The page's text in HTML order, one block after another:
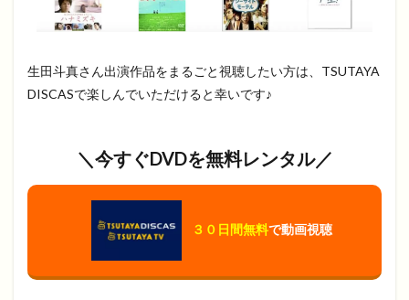
生田斗真さん出演作品をまるごと視聴したい方は、TSUTAYA
DISCASで楽しんでいただけると幸いです♪
＼今すぐDVDを無料レンタル／
３０日間無料で動画視聴